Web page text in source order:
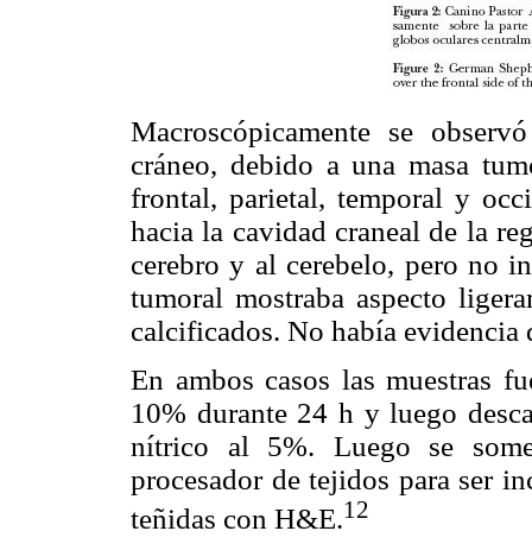
Macroscópicamente se
cráneo, debido a una masa
frontal, parietal, temporal y
hacia la cavidad craneal de la
cerebro y al cerebelo, pero no
tumoral mostraba aspecto
calcificados. No había evidencia
En ambos casos las muestras
10% durante 24 h y luego
nítrico al 5%. Luego se
procesador de tejidos para ser
teñidas con H&E.12